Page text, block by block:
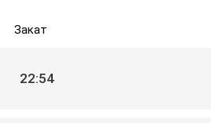
Закат
22:54